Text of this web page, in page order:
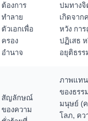
ต้องการ
ทำลาย
ตัวเอกเพื่อ
ครอง
อำนาจ
ปมทางจิ
เกิดจาก
หวัง การ
ปฏิเสธ
อยุติธรร
สัญลักษณ์
ของความ
ภาพแท
ของธรร
มนุษย์ (
โลภ, คว